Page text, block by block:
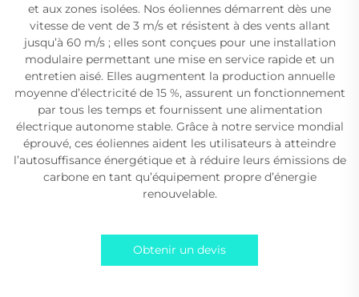
et aux zones isolées. Nos éoliennes démarrent dès une
vitesse de vent de 3 m/s et résistent à des vents allant
jusqu’à 60 m/s ; elles sont conçues pour une installation
modulaire permettant une mise en service rapide et un
entretien aisé. Elles augmentent la production annuelle
moyenne d’électricité de 15 %, assurent un fonctionnement
par tous les temps et fournissent une alimentation
électrique autonome stable. Grâce à notre service mondial
éprouvé, ces éoliennes aident les utilisateurs à atteindre
l’autosuffisance énergétique et à réduire leurs émissions de
carbone en tant qu’équipement propre d’énergie
renouvelable.
Obtenir un devis